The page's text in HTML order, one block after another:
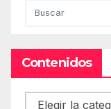
Contenidos
Contenidos